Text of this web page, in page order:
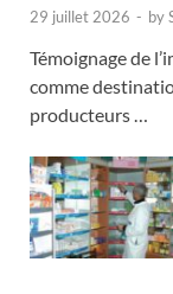
29 juillet 2026 - by
Témoignage de
comme
producteurs …